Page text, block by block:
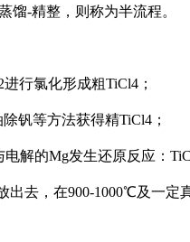
-精整，则称为半流程。
行氯化形成粗TiCl4；
钒等方法获得精TiCl4；
的Mg发生还原反应：
，在900-1000℃及一定